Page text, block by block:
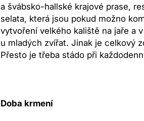
a švábsko-hallské krajové prase,
selata, která jsou pokud možno
vytvoření velkého kaliště na jaře a
u mladých zvířat. Jinak je celkový
Přesto je třeba stádo při
Doba krmení